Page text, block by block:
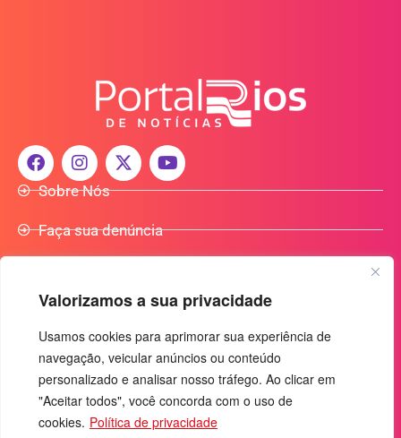
Valorizamos a sua privacidade
Usamos cookies para aprimorar sua experiência de
navegação, veicular anúncios ou conteúdo
personalizado e analisar nosso tráfego. Ao clicar em
"Aceitar todos", você concorda com o uso de
cookies. Política de privacidade
Sobre Nós
Faça sua denúncia
Anuncie Conosco
+55 (92) 3085-7464
comercialradio95.7fm@gmail.com
Av. Rio Madeira, 444 - Nossa Sra. das Graças